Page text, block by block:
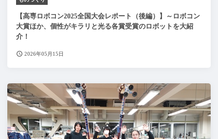
【高専ロボコン2025全国大会レポート（後編）】～ロボコン
大賞ほか、個性がキラリと光る各賞受賞のロボットを大紹
介！
2026年05月15日